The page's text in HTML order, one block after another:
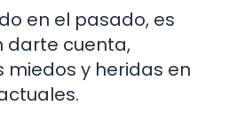
en el pasado, es
darte cuenta,
miedos y heridas en